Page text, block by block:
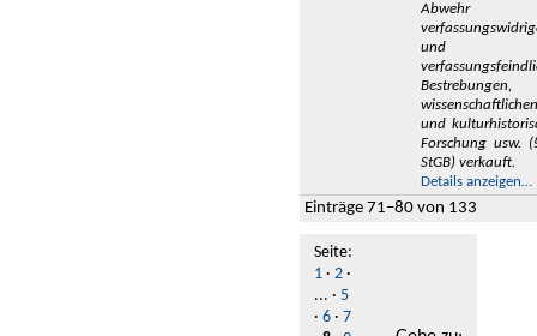
Abwehr
und
wissenschaftlichen
und
Forschung usw.
StGB) verkauft.
Details anzeigen…
Einträge 71–80 von 133
Seite:
1 · 2 ·
... · 5
· 6 · 7